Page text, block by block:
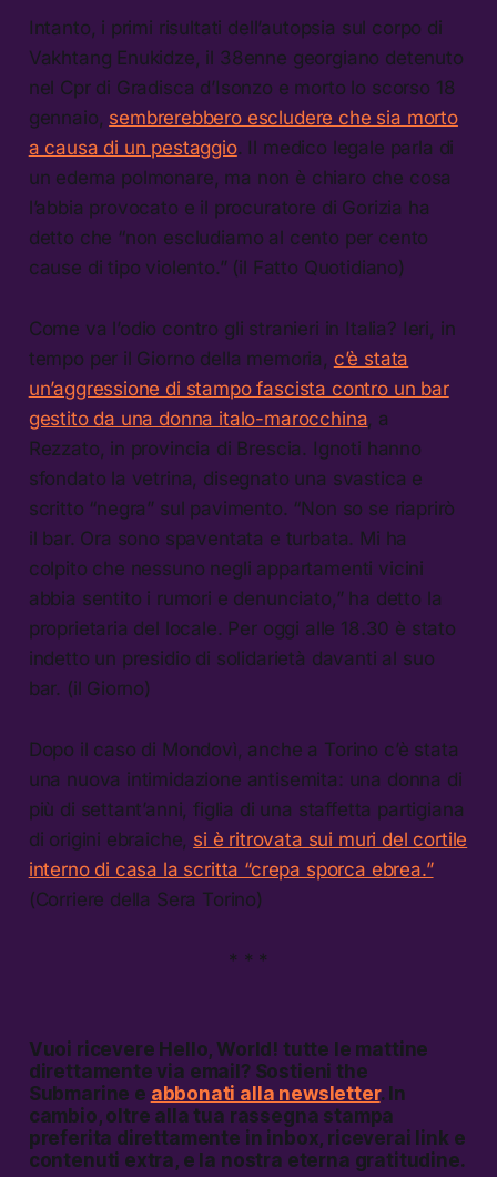
Intanto, i primi risultati dell’autopsia sul corpo di
Vakhtang Enukidze, il 38enne georgiano detenuto
nel Cpr di Gradisca d’Isonzo e morto lo scorso 18
gennaio, sembrerebbero escludere che sia morto
a causa di un pestaggio. Il medico legale parla di
un edema polmonare, ma non è chiaro che cosa
l’abbia provocato e il procuratore di Gorizia ha
detto che “non escludiamo al cento per cento
cause di tipo violento.” (il Fatto Quotidiano)
Come va l’odio contro gli stranieri in Italia? Ieri, in
tempo per il Giorno della memoria, c’è stata
un’aggressione di stampo fascista contro un bar
gestito da una donna italo-marocchina , a
Rezzato, in provincia di Brescia. Ignoti hanno
sfondato la vetrina, disegnato una svastica e
scritto “negra” sul pavimento. “Non so se riaprirò
il bar. Ora sono spaventata e turbata. Mi ha
colpito che nessuno negli appartamenti vicini
abbia sentito i rumori e denunciato,” ha detto la
proprietaria del locale. Per oggi alle 18.30 è stato
indetto un presidio di solidarietà davanti al suo
bar. (il Giorno)
Dopo il caso di Mondovì, anche a Torino c’è stata
una nuova intimidazione antisemita: una donna di
più di settant’anni, figlia di una staffetta partigiana
di origini ebraiche, si è ritrovata sui muri del cortile
interno di casa la scritta “crepa sporca ebrea.”
(Corriere della Sera Torino)
* * *
Vuoi ricevere Hello, World! tutte le mattine
direttamente via email? Sostieni the
Submarine e abbonati alla newsletter. In
cambio, oltre alla tua rassegna stampa
preferita direttamente in inbox, riceverai link e
contenuti extra, e la nostra eterna gratitudine.